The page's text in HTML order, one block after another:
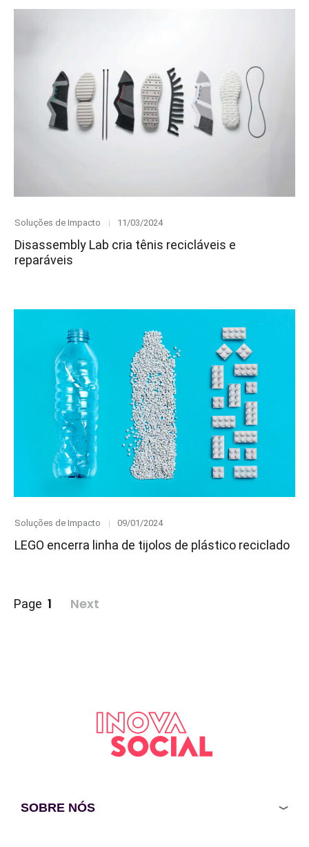
Category
Soluções de Impacto
Posted
11/03/2024
Disassembly Lab cria tênis recicláveis e
reparáveis
Category
Soluções de Impacto
Posted
09/01/2024
LEGO encerra linha de tijolos de plástico reciclado
Paginação
Page 1 Next
SOBRE NÓS